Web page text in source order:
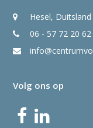
Hesel, Duitsland
06 - 57 72 20 62
Volg ons op
Facebook